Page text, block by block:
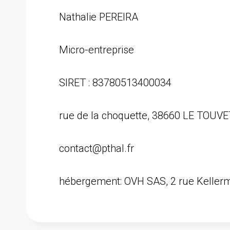
Nathalie PEREIRA
Micro-entreprise
SIRET : 83780513400034
rue de la choquette, 38660 LE
contact@pthal.fr
hébergement: OVH SAS, 2 rue